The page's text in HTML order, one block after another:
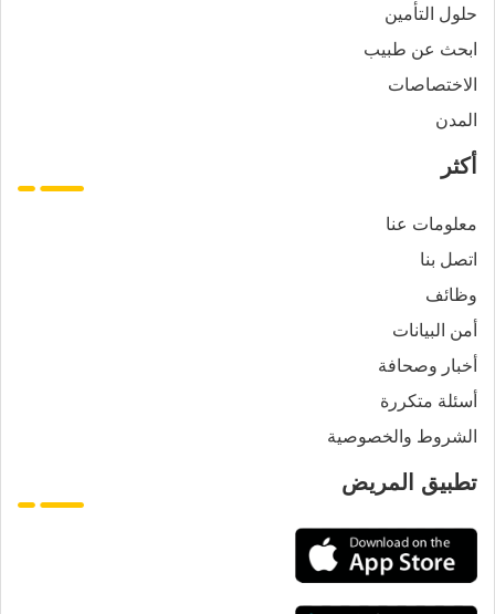
حلول التأمين
ابحث عن طبيب
الاختصاصات
المدن
أكثر
معلومات عنا
اتصل بنا
وظائف
أمن البيانات
أخبار وصحافة
أسئلة متكررة
الشروط والخصوصية
تطبيق المريض